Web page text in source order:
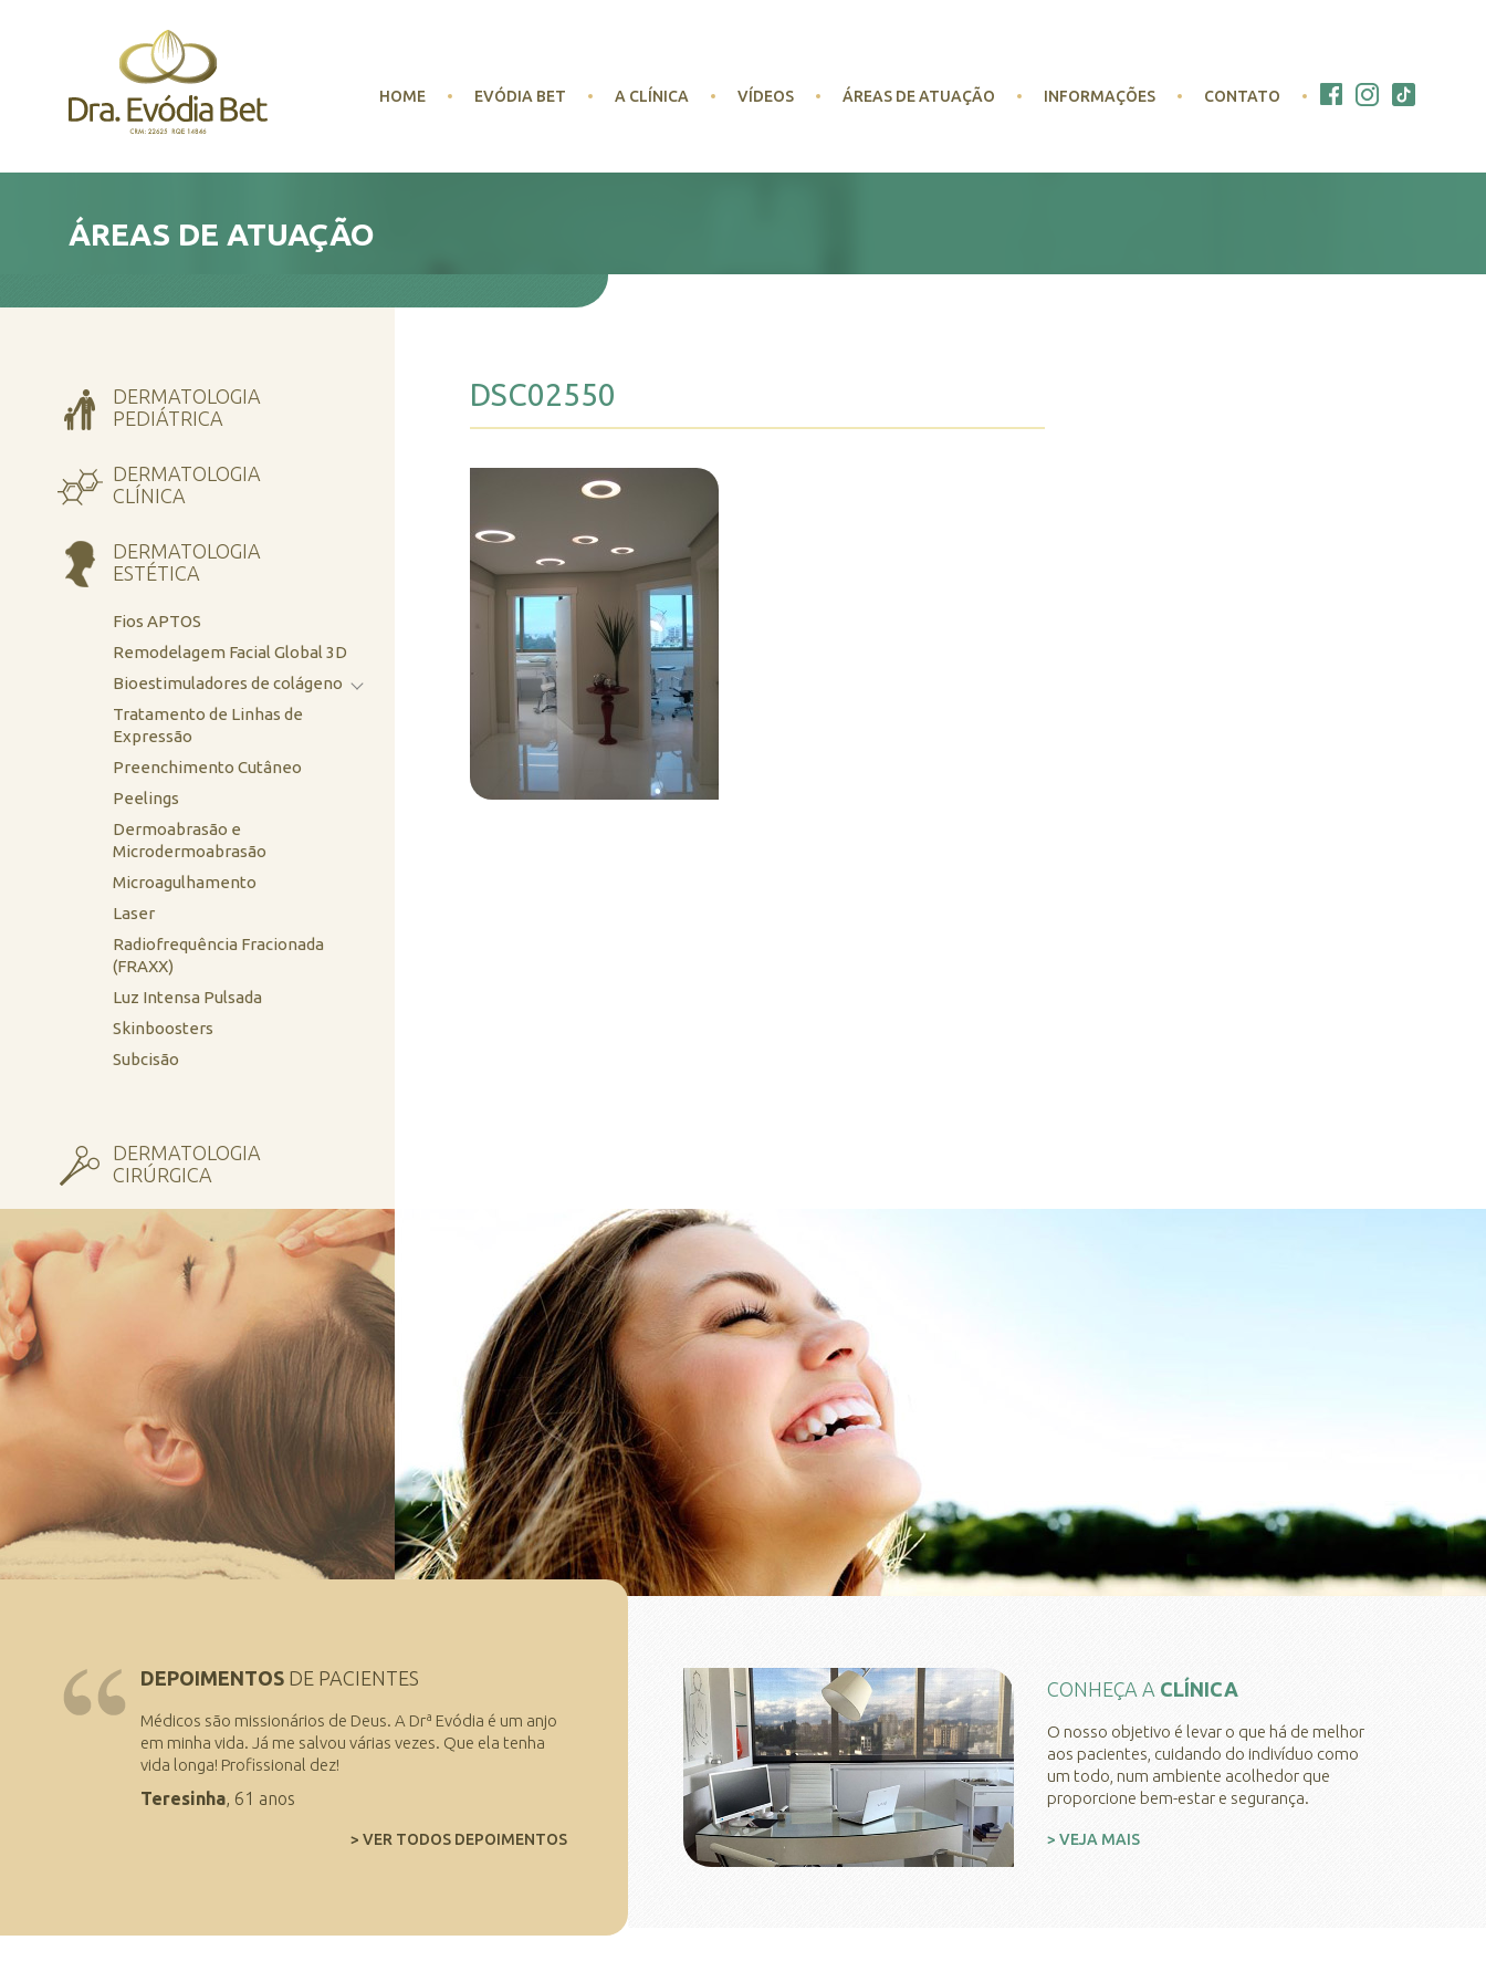
HOME EVÓDIA BET A CLÍNICA VÍDEOS ÁREAS DE ATUAÇÃO INFORMAÇÕES CONTATO
ÁREAS DE ATUAÇÃO
DERMATOLOGIA
PEDIÁTRICA
DERMATOLOGIA
CLÍNICA
DERMATOLOGIA
ESTÉTICA
Fios APTOS
Remodelagem Facial Global 3D
Bioestimuladores de colágeno
Tratamento de Linhas de
Expressão
Preenchimento Cutâneo
Peelings
Dermoabrasão e
Microdermoabrasão
Microagulhamento
Laser
Radiofrequência Fracionada
(FRAXX)
Luz Intensa Pulsada
Skinboosters
Subcisão
DERMATOLOGIA
CIRÚRGICA
DSC02550
DEPOIMENTOS DE PACIENTES
Médicos são missionários de Deus. A Drª Evódia é um anjo
em minha vida. Já me salvou várias vezes. Que ela tenha
vida longa! Profissional dez!
Teresinha, 61 anos
> VER TODOS DEPOIMENTOS
CONHEÇA A CLÍNICA
O nosso objetivo é levar o que há de melhor
aos pacientes, cuidando do indivíduo como
um todo, num ambiente acolhedor que
proporcione bem-estar e segurança.
> VEJA MAIS